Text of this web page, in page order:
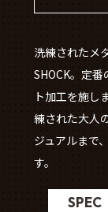
洗練されたメ
SHOCK。定
ト加工を施し
練された大人
ジュアルまで
す。
SPEC